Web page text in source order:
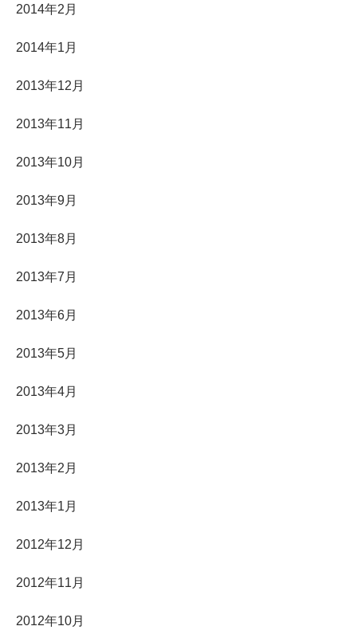
2014年2月
2014年1月
2013年12月
2013年11月
2013年10月
2013年9月
2013年8月
2013年7月
2013年6月
2013年5月
2013年4月
2013年3月
2013年2月
2013年1月
2012年12月
2012年11月
2012年10月